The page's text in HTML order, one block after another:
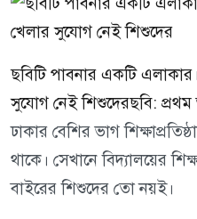
ছবিটি পাবনার একটি
সুযোগ নেই শিশুদেরছবি:
ঢাকার বেশির ভাগ
থাকে। সেখানে বিদ্যালয়ের
বাইরের শিশুদের তো নয়ই।